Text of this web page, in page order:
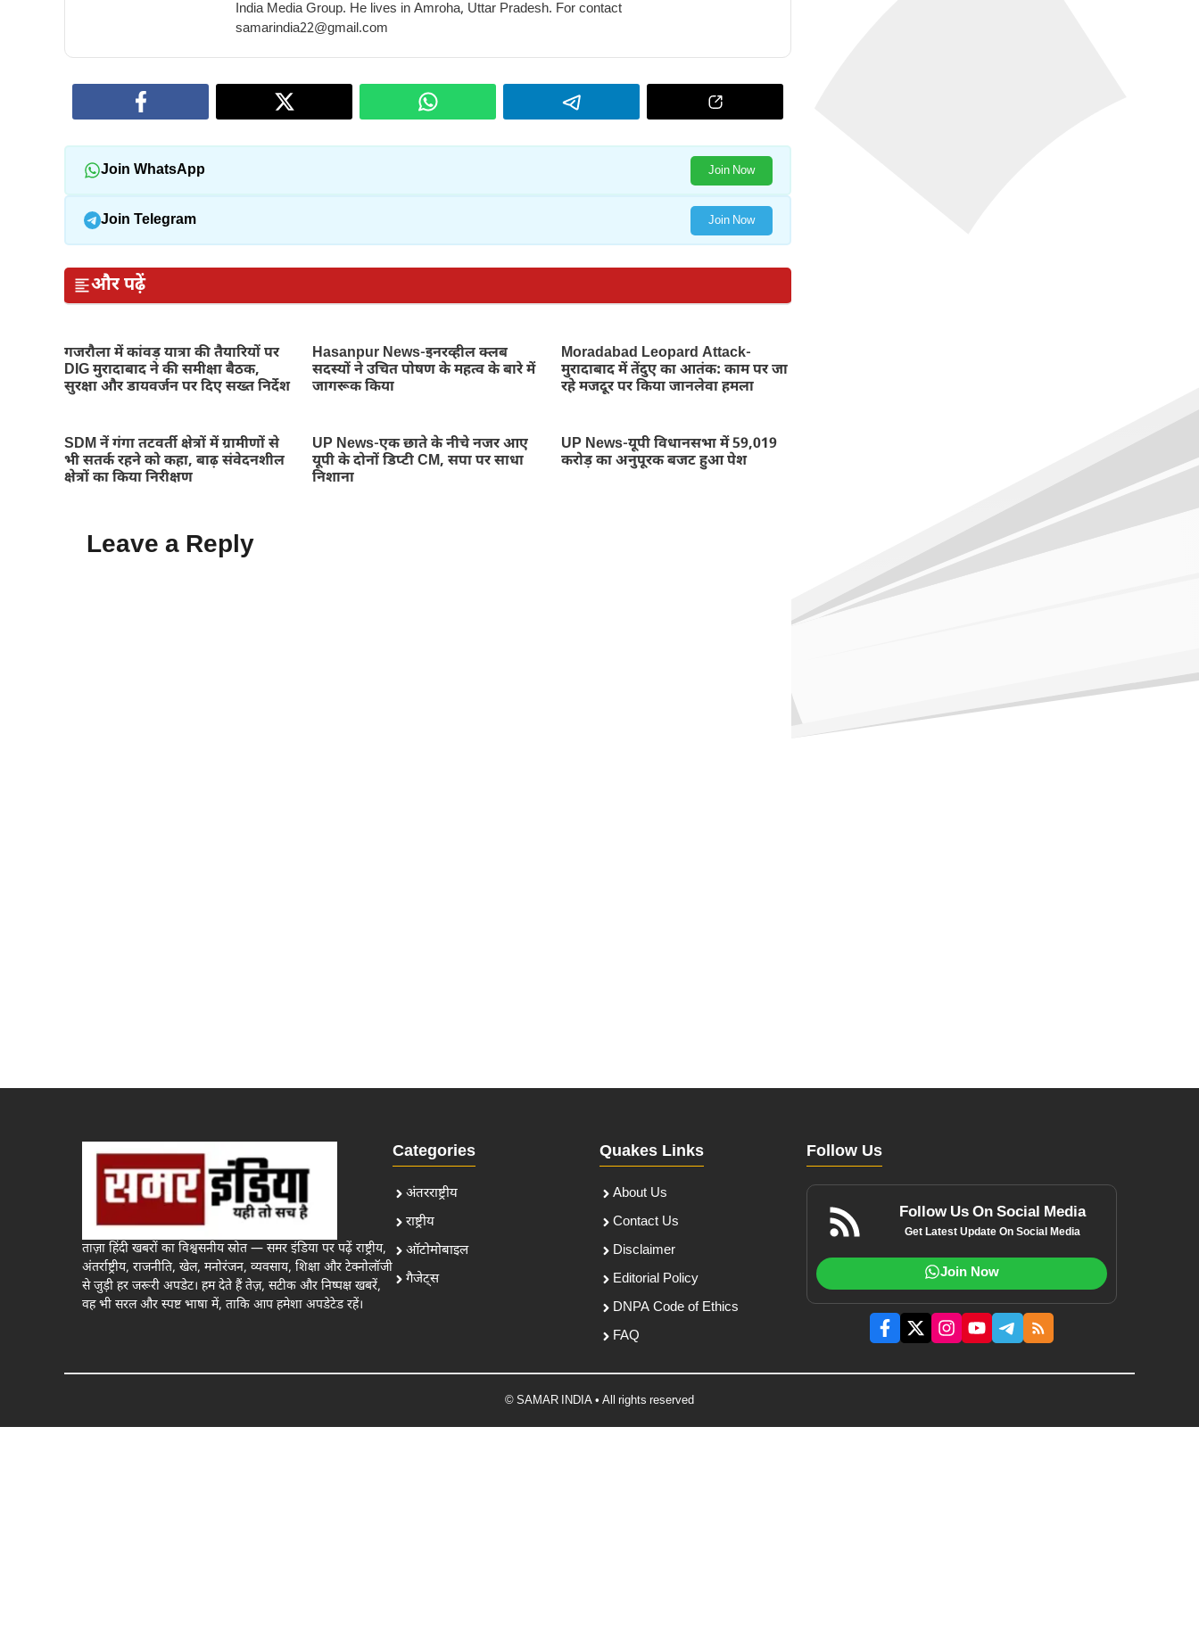
India Media Group. He lives in Amroha, Uttar Pradesh. For contact
samarindia22@gmail.com
Join WhatsApp Join Now
Join Telegram Join Now
और पढ़ें
गजरौला में कांवड़ यात्रा की तैयारियों पर
DIG मुरादाबाद ने की समीक्षा बैठक,
सुरक्षा और डायवर्जन पर दिए सख्त निर्देश
Hasanpur News-इनरव्हील क्लब
सदस्यों ने उचित पोषण के महत्व के बारे में
जागरूक किया
Moradabad Leopard Attack-
मुरादाबाद में तेंदुए का आतंक: काम पर जा
रहे मजदूर पर किया जानलेवा हमला
SDM नें गंगा तटवर्ती क्षेत्रों में ग्रामीणों से
भी सतर्क रहने को कहा, बाढ़ संवेदनशील
क्षेत्रों का किया निरीक्षण
UP News-एक छाते के नीचे नजर आए
यूपी के दोनों डिप्टी CM, सपा पर साधा
निशाना
UP News-यूपी विधानसभा में 59,019
करोड़ का अनुपूरक बजट हुआ पेश
Leave a Reply
ताज़ा हिंदी खबरों का विश्वसनीय स्रोत — समर इंडिया पर पढ़ें राष्ट्रीय,
अंतर्राष्ट्रीय, राजनीति, खेल, मनोरंजन, व्यवसाय, शिक्षा और टेक्नोलॉजी
से जुड़ी हर जरूरी अपडेट। हम देते हैं तेज़, सटीक और निष्पक्ष खबरें,
वह भी सरल और स्पष्ट भाषा में, ताकि आप हमेशा अपडेटेड रहें।
Categories
अंतरराष्ट्रीय
राष्ट्रीय
ऑटोमोबाइल
गैजेट्स
Quakes Links
About Us
Contact Us
Disclaimer
Editorial Policy
DNPA Code of Ethics
FAQ
Follow Us
Follow Us On Social Media
Get Latest Update On Social Media
Join Now
© SAMAR INDIA • All rights reserved